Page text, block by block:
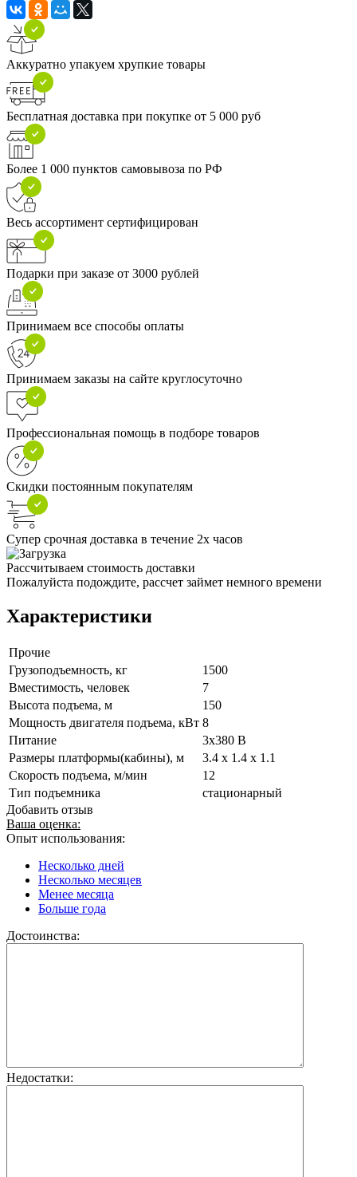
Аккуратно упакуем хрупкие товары
Бесплатная доставка при покупке от 5 000 руб
Более 1 000 пунктов самовывоза по РФ
Весь ассортимент сертифицирован
Подарки при заказе от 3000 рублей
Принимаем все способы оплаты
Принимаем заказы на сайте круглосуточно
Профессиональная помощь в подборе товаров
Скидки постоянным покупателям
Супер срочная доставка в течение 2х часов
Рассчитываем стоимость доставки
Пожалуйста подождите, рассчет займет немного времени
Характеристики
Прочие
Грузоподъемность, кг
1500
Вместимость, человек
7
Высота подъема, м
150
Мощность двигателя подъема, кВт 8
Питание
3x380 В
Размеры платформы(кабины), м
3.4 х 1.4 х 1.1
Скорость подъема, м/мин
12
Тип подъемника
стационарный
Добавить отзыв
Ваша оценка:
Опыт использования:
Несколько дней
Несколько месяцев
Менее месяца
Больше года
Достоинства:
Недостатки: